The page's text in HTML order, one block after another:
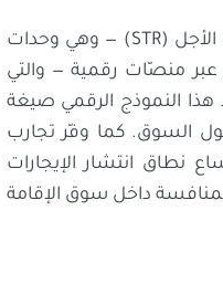
غير أنّ هذا الهيكل التقليدي بدأ يشهد تحولًا جذريًا مع صعود الإيجارات قصيرة الأجل (STR) — وهي وحدات
عبر منصّات رقمية — والتي
هذا النموذج الرقمي صيغة
السوق. كما وفّر تجارب
نطاق انتشار الإيجارات
داخل سوق الإقامة